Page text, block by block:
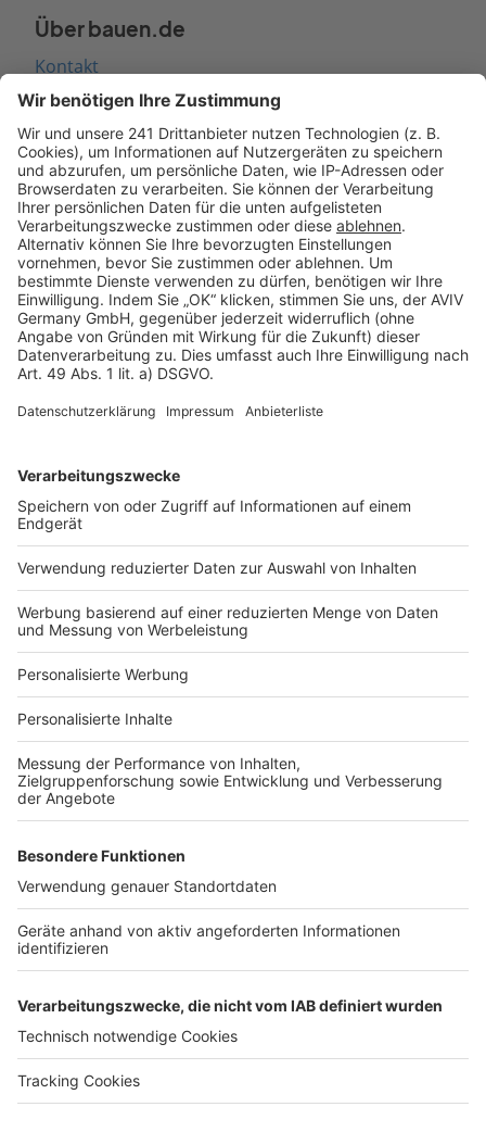
Über bauen.de
Kontakt
Seitenaufbau
Barrierefreiheit
Cookie Einstellungen
Rechtliches
AGB-Übersicht
Datenschutz
Impressum
Services
Bauprojekt-Quiz
Häuser-Suche
Hausanbieter-Suche
Bauprojekt-Profil
Für Unternehmen
Ihre Baufirma auf bauen.de
Kostenloses Infogespräch